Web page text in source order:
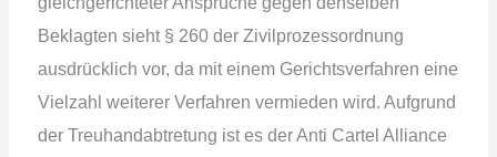
Beklagten sieht § 260 der Zivilprozessordnung
ausdrücklich vor, da mit einem Gerichtsverfahren eine
Vielzahl weiterer Verfahren vermieden wird. Aufgrund
der Treuhandabtretung ist es der Anti Cartel Alliance